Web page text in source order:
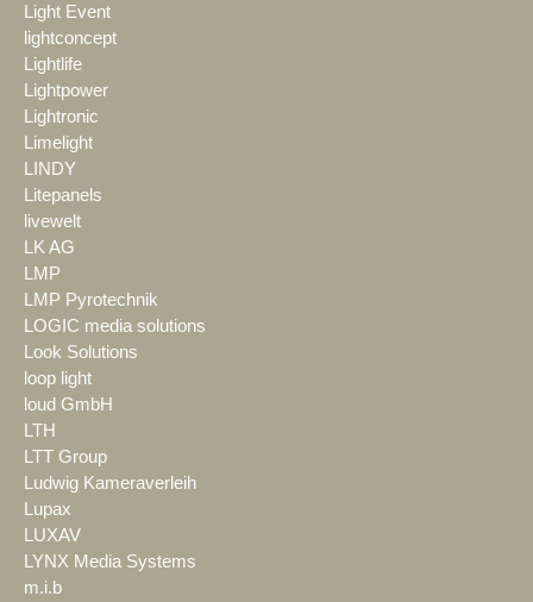
Light Event
lightconcept
Lightlife
Lightpower
Lightronic
Limelight
LINDY
Litepanels
livewelt
LK AG
LMP
LMP Pyrotechnik
LOGIC media solutions
Look Solutions
loop light
loud GmbH
LTH
LTT Group
Ludwig Kameraverleih
Lupax
LUXAV
LYNX Media Systems
m.i.b